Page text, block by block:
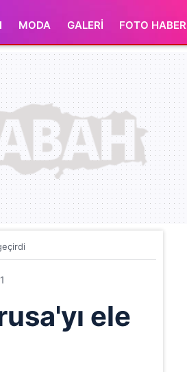
MODA GALERİ FOTO HABER
ele